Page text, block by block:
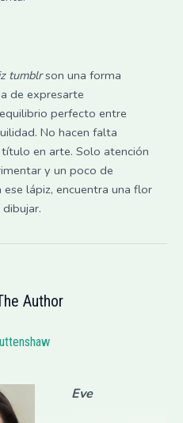
tumblrson una forma
de expresarte
perfecto entre
No hacen falta
en arte. Solo atención
y un poco de
lápiz, encuentra una flor
Author
Eve